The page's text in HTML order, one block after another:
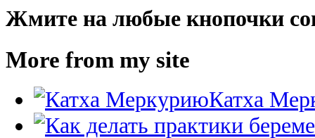
Жмите на любые кнопочки
More from my site
Катха